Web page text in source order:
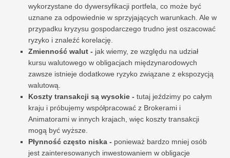
wykorzystane do dywersyfikacji portfela, co może być
uznane za odpowiednie w sprzyjających warunkach. Ale w
przypadku kryzysu gospodarczego trudno jest oszacować
ryzyko i znaleźć korelację.
Zmienność walut - jak wiemy, ze względu na udział
kursu walutowego w obligacjach międzynarodowych
zawsze istnieje dodatkowe ryzyko związane z ekspozycją
walutową.
Koszty transakcji są wysokie - tutaj jeździmy po całym
kraju i próbujemy współpracować z Brokerami i
Animatorami w innych krajach, więc koszty transakcji
mogą być wyższe.
Płynność często niska - ponieważ bardzo mniej osób
jest zainteresowanych inwestowaniem w obligacje